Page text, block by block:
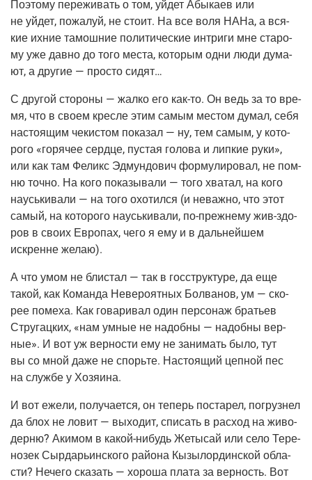
Поэто­му пере­жи­вать о том, уйдет Абы­ка­ев или
не уйдет, пожа­луй, не сто­ит. На все воля НАНа, а вся­
кие ихние тамош­ние поли­ти­че­ские интри­ги мне ста­ро­
му уже дав­но до того места, кото­рым одни люди дума­
ют, а дру­гие — про­сто сидят…
С дру­гой сто­ро­ны — жал­ко его как-то. Он ведь за то вре­
мя, что в сво­ем крес­ле этим самым местом думал, себя
насто­я­щим чеки­стом пока­зал — ну, тем самым, у кото­
ро­го «горя­чее серд­це, пустая голо­ва и лип­кие руки»,
или как там Феликс Эдмун­до­вич фор­му­ли­ро­вал, не пом­
ню точ­но. На кого пока­зы­ва­ли — того хва­тал, на кого
наусь­ки­ва­ли — на того охо­тил­ся (и неваж­но, что этот
самый, на кото­ро­го наусь­ки­ва­ли, по-преж­не­му жив-здо­
ров в сво­их Евро­пах, чего я ему и в даль­ней­шем
искренне желаю).
А что умом не бли­стал — так в гос­струк­ту­ре, да еще
такой, как Коман­да Неве­ро­ят­ных Бол­ва­нов, ум — ско­
рее поме­ха. Как гова­ри­вал один пер­со­наж бра­тьев
Стру­гац­ких, «нам умные не надоб­ны — надоб­ны вер­
ные». И вот уж вер­но­сти ему не зани­мать было, тут
вы со мной даже не спорь­те. Насто­я­щий цеп­ной пес
на служ­бе у Хозяина.
И вот еже­ли, полу­ча­ет­ся, он теперь поста­рел, погруз­нел
да блох не ловит — выхо­дит, спи­сать в рас­ход на живо­
дер­ню? Аки­мом в какой-нибудь Жеты­сай или село Тере­
но­зек Сыр­да­рьин­ско­го рай­о­на Кызы­лор­дин­ской обла­
сти? Нече­го ска­зать — хоро­ша пла­та за вер­ность. Вот